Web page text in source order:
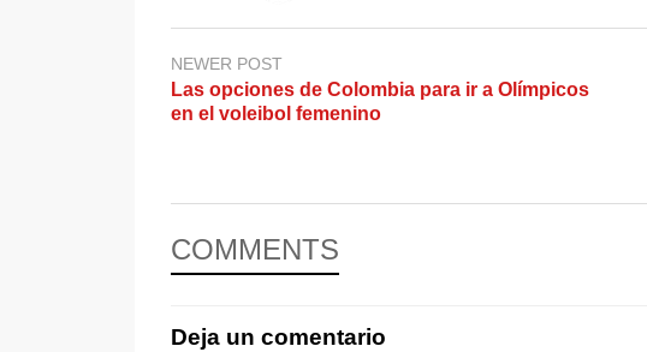
NEWER POST
Las opciones de Colombia para ir a Olímpicos
en el voleibol femenino
COMMENTS
Deja un comentario